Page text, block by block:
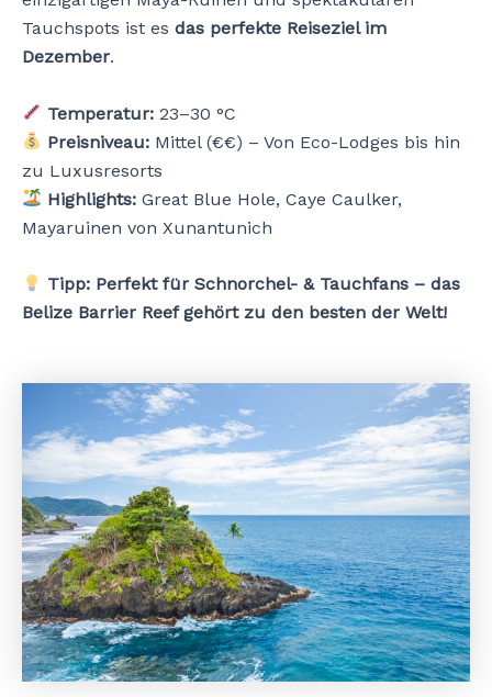
Tauchspots ist es das perfekte Reiseziel im
Dezember.
Temperatur: 23–30 °C
Preisniveau: Mittel (€€) – Von Eco-Lodges bis hin
zu Luxusresorts
Highlights: Great Blue Hole, Caye Caulker,
Mayaruinen von Xunantunich
Tipp: Perfekt für Schnorchel- & Tauchfans – das
Belize Barrier Reef gehört zu den besten der Welt!